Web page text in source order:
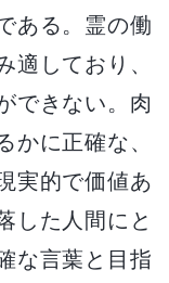
ある。霊の働
適しており、
できない。肉
に正確な、
実的で価値あ
した人間にと
な言葉と目指